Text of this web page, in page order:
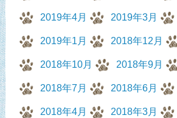
2019年4月 2019年3月
2019年1月 2018年12月
2018年10月 2018年9月
2018年7月 2018年6月
2018年4月 2018年3月